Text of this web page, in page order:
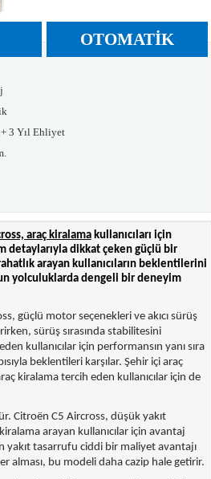
OTOMATIK
+ 3 Yıl Ehliyet
araç kiralamakullanıcıları için
detaylarıyla dikkat çeken güçlü bir
arayan kullanıcıların beklentilerini
yolculuklarda dengeli bir deneyim
güçlü motor seçenekleri ve akıcı sürüş
sürüş sırasında stabilitesini
kullanıcılar için performansın yanı sıra
beklentileri karşılar. Şehir içi araç
kiralama tercih eden kullanıcılar için de
Citroën C5 Aircross, düşük yakıt
arayan kullanıcılar için avantaj
yakıt tasarrufu ciddi bir maliyet avantajı
alması, bu modeli daha cazip hale getirir.